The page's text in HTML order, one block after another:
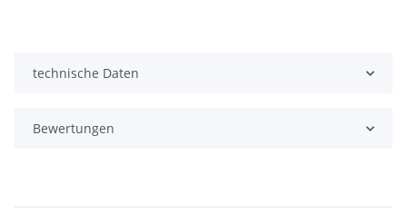
technische Daten
Bewertungen